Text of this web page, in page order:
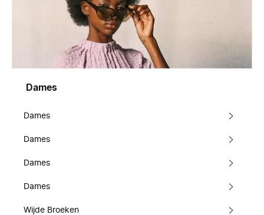
Dames
Dames
Dames
Dames
Dames
Wijde Broeken